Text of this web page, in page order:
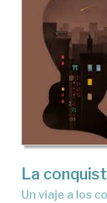
La
un viaje a los